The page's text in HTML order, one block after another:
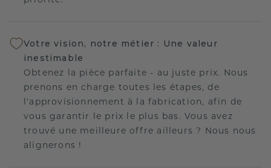
Votre vision, notre métier : Une valeur
inestimable
Obtenez la pièce parfaite - au juste prix. Nous
prenons en charge toutes les étapes, de
l'approvisionnement à la fabrication, afin de
vous garantir le prix le plus bas. Vous avez
trouvé une meilleure offre ailleurs ? Nous nous
alignerons !